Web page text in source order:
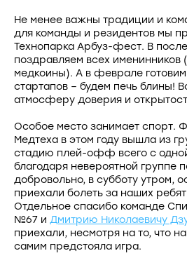
Не менее важны традиции и
для команды и резидентов мы
Технопарка Арбуз-фест. В
поздравляем всех именинников
медкоины). А в феврале
стартапов – будем печь блины!
атмосферу доверия и
Особое место занимает спорт.
Медтеха в этом году вышла из
стадию плей-офф всего с
благодаря невероятной группе
добровольно, в субботу утром,
приехали болеть за наших
Отдельное спасибо команде
№67 и Дмитрию Николаевичу
приехали, несмотря на то, что
самим предстояла игра.